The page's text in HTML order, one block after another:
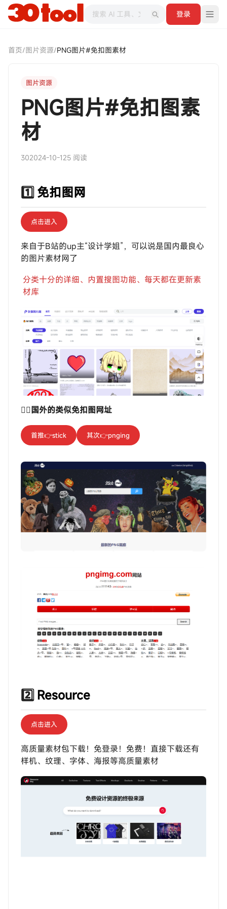
登录
首页/图片资源/PNG图片#免扣图素材
图片资源
PNG图片#免扣图素
材
302024-10-125 阅读
1️⃣ 免扣图网
点击进入
来自于B站的up主“设计学姐”，可以说是国内最良心
的图片素材网了
分类十分的详细、内置搜图功能、每天都在更新素
材库
🙋‍♂️国外的类似免扣图网址
首推👉stick 其次👉pnging
2️⃣ Resource
点击进入
高质量素材包下载！免登录！免费！直接下载还有
样机、纹理、字体、海报等高质量素材